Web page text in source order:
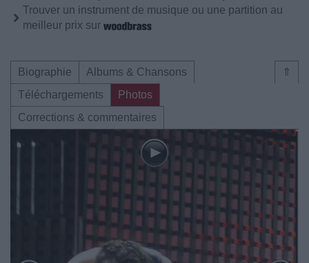
Trouver un instrument de musique ou une partition au
meilleur prix sur
⇑
Biographie
Albums & Chansons
Téléchargements
Photos
Corrections & commentaires